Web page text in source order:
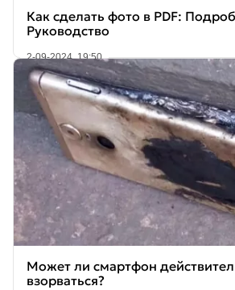
Как сделать фото в PDF:
Руководство
2-09-2024, 19:50
Может ли смартфон
взорваться?